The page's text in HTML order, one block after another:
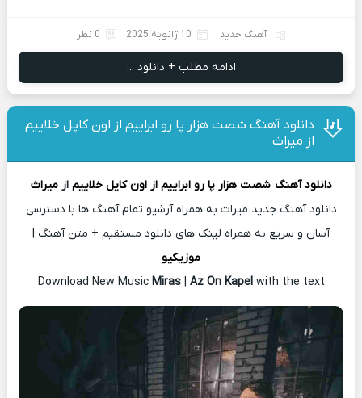
آهنگ جدید 10 ژانویه 2025 0 نظر
ادامه مطلب + دانلود ...
دانلود آهنگ شصت هزار پا رو ابراییم از اون کاپل خلاییم
از میراث
دانلود آهنگ شصت هزار پا رو ابراییم از اون کاپل خلاییم ازمیراث
دانلود آهنگ جدید میراث به همراه آرشیو تمام آهنگ ها با دسترسی
آسان و سریع به همراه لینک های دانلود مستقیم + متن آهنگ |
موزیکیو
Download New Music Miras| Az On Kapel with the text